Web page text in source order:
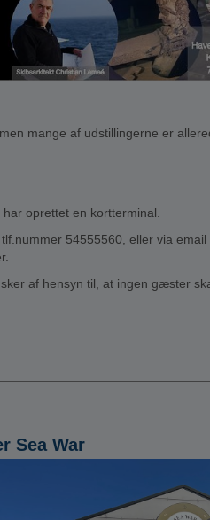
mange af udstillingerne er
oprettet en kortterminal.
54555560, eller via email
af hensyn til, at ingen gæster
Sea War